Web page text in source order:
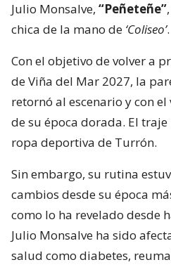
Julio Monsalve, “Peñeteñe”
chica de la mano de ‘Coliseo’.
Con el objetivo de volver a
de Viña del Mar 2027, la
retornó al escenario y con
de su época dorada. El traje
ropa deportiva de Turrón.
Sin embargo, su rutina
cambios desde su época
como lo ha revelado desde
Julio Monsalve ha sido
salud como diabetes,